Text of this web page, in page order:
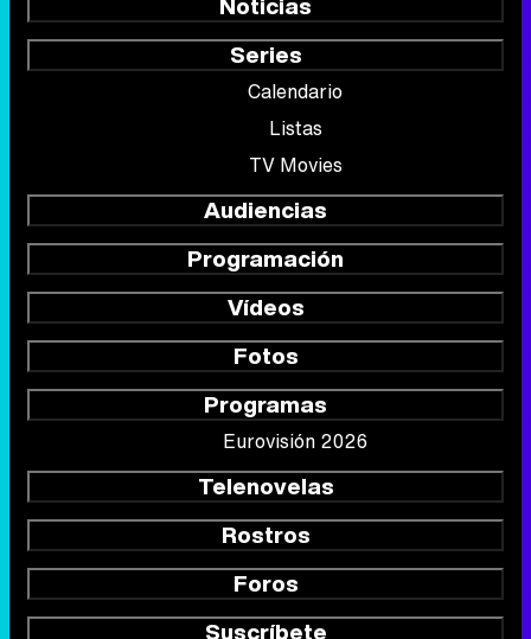
Series
Calendario
Listas
TV Movies
Audiencias
Programación
Vídeos
Fotos
Programas
Eurovisión 2026
Telenovelas
Rostros
Foros
Suscríbete